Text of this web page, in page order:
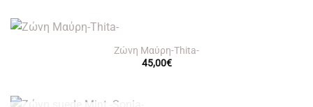
Ζώνη Μαύρη-Thita-
45,00€